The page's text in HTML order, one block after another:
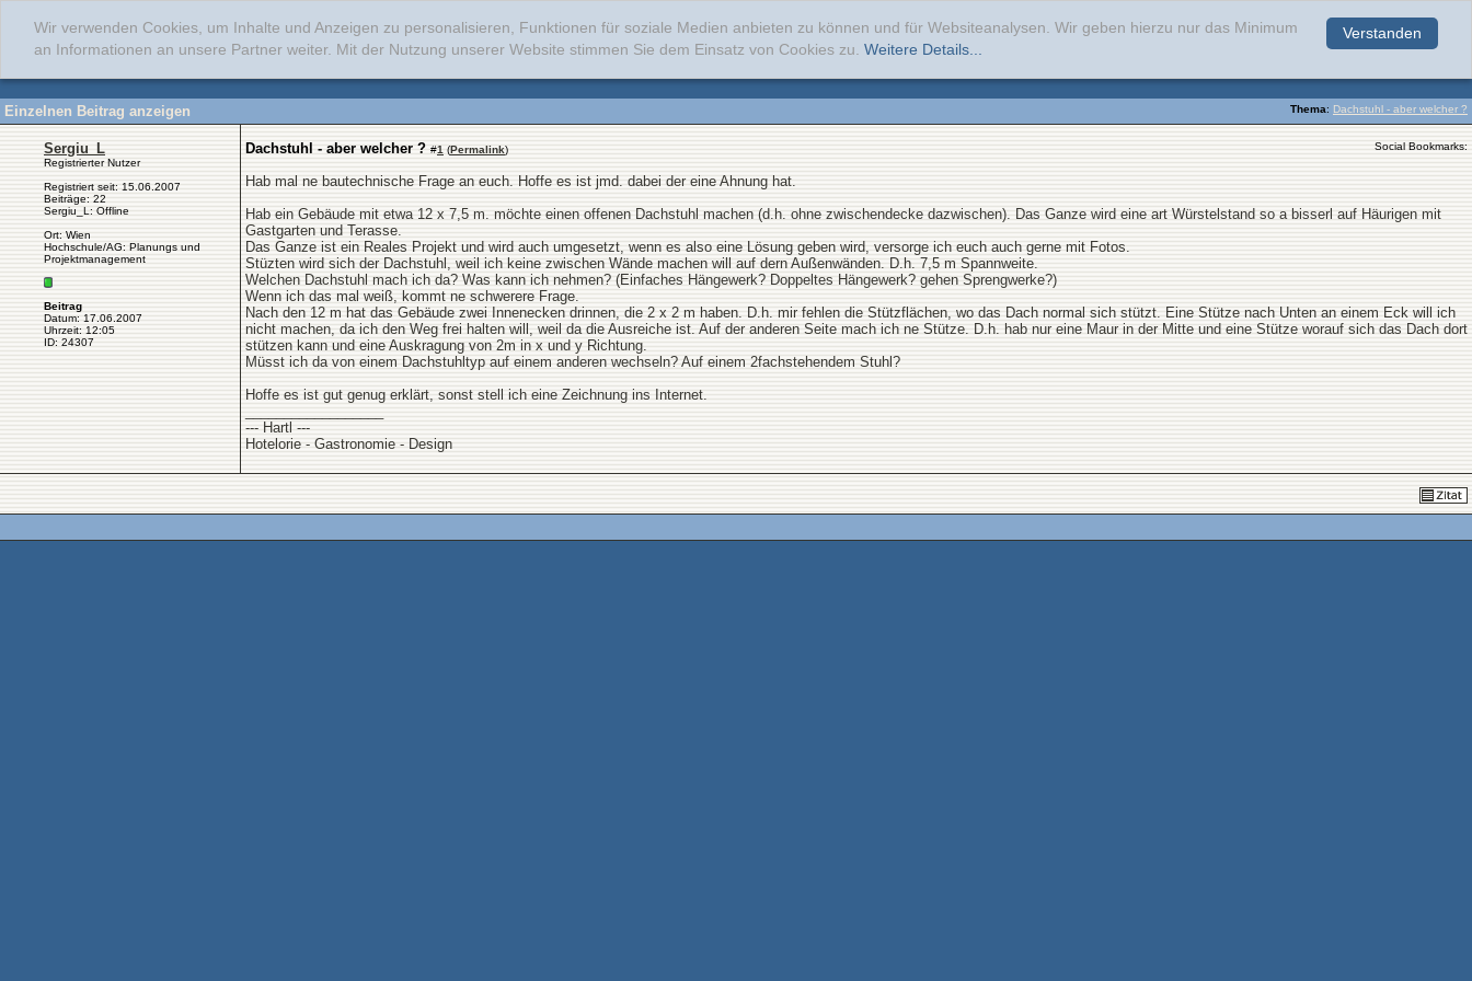
Verstanden
Wir verwenden Cookies, um Inhalte und Anzeigen zu personalisieren, Funktionen für soziale Medien anbieten zu können und für Websiteanalysen. Wir geben hierzu nur das Minimum
an Informationen an unsere Partner weiter. Mit der Nutzung unserer Website stimmen Sie dem Einsatz von Cookies zu. Weitere Details...
Thema: Dachstuhl - aber welcher ?
Einzelnen Beitrag anzeigen
Sergiu_L
Registrierter Nutzer
Registriert seit: 15.06.2007
Beiträge: 22
Sergiu_L: Offline
Ort: Wien
Hochschule/AG: Planungs und
Projektmanagement
Beitrag
Datum: 17.06.2007
Uhrzeit: 12:05
ID: 24307
Dachstuhl - aber welcher ? #1 (Permalink) Social Bookmarks:
Hab mal ne bautechnische Frage an euch. Hoffe es ist jmd. dabei der eine Ahnung hat.
Hab ein Gebäude mit etwa 12 x 7,5 m. möchte einen offenen Dachstuhl machen (d.h. ohne zwischendecke dazwischen). Das Ganze wird eine art Würstelstand so a bisserl auf Häurigen mit
Gastgarten und Terasse.
Das Ganze ist ein Reales Projekt und wird auch umgesetzt, wenn es also eine Lösung geben wird, versorge ich euch auch gerne mit Fotos.
Stüzten wird sich der Dachstuhl, weil ich keine zwischen Wände machen will auf dern Außenwänden. D.h. 7,5 m Spannweite.
Welchen Dachstuhl mach ich da? Was kann ich nehmen? (Einfaches Hängewerk? Doppeltes Hängewerk? gehen Sprengwerke?)
Wenn ich das mal weiß, kommt ne schwerere Frage.
Nach den 12 m hat das Gebäude zwei Innenecken drinnen, die 2 x 2 m haben. D.h. mir fehlen die Stützflächen, wo das Dach normal sich stützt. Eine Stütze nach Unten an einem Eck will ich
nicht machen, da ich den Weg frei halten will, weil da die Ausreiche ist. Auf der anderen Seite mach ich ne Stütze. D.h. hab nur eine Maur in der Mitte und eine Stütze worauf sich das Dach dort
stützen kann und eine Auskragung von 2m in x und y Richtung.
Müsst ich da von einem Dachstuhltyp auf einem anderen wechseln? Auf einem 2fachstehendem Stuhl?
Hoffe es ist gut genug erklärt, sonst stell ich eine Zeichnung ins Internet.
--- Hartl ---
Hotelorie - Gastronomie - Design